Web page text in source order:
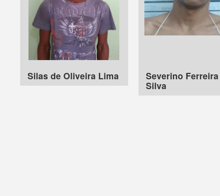
Silas de Oliveira Lima
Severino
Silva